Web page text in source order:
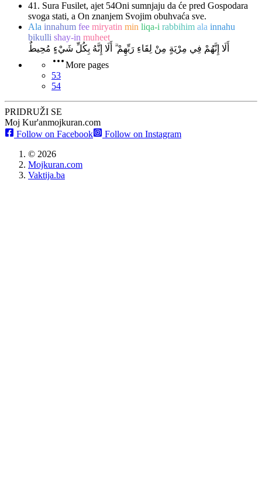
41. Sura Fusilet, ajet 54Oni sumnjaju da će pred Gospodara
svoga stati, a On znanjem Svojim obuhvaća sve.
Ala innahum fee miryatin min liqa-i rabbihim ala innahu
bikulli shay-in muheet
أَلَا إِنَّهُمْ فِي مِرْيَةٍ مِنْ لِقَاءِ رَبِّهِمْ ۗ أَلَا إِنَّهُ بِكُلِّ شَيْءٍ مُحِيطٌ
More pages
53
54
PRIDRUŽI SE
Moj Kur'anmojkuran.com
Follow on Facebook
Follow on Instagram
© 2026
Mojkuran.com
Vaktija.ba